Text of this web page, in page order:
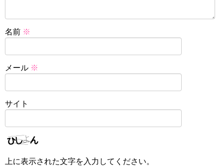
名前 ※
メール ※
サイト
上に表示された文字を入力してください。